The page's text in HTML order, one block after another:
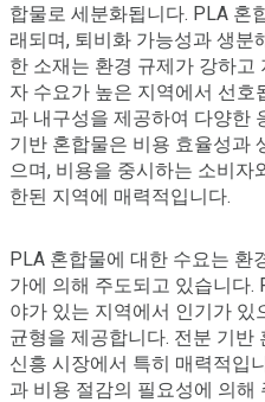
합물로 세분화됩니다. PLA 혼
래되며, 퇴비화 가능성과 생분
한 소재는 환경 규제가 강하고
자 수요가 높은 지역에서 선호
과 내구성을 제공하여 다양한
기반 혼합물은 비용 효율성과
으며, 비용을 중시하는 소비자
한된 지역에 매력적입니다.
PLA 혼합물에 대한 수요는 환
가에 의해 주도되고 있습니다.
야가 있는 지역에서 인기가 있
균형을 제공합니다. 전분 기반
신흥 시장에서 특히 매력적입
과 비용 절감의 필요성에 의해